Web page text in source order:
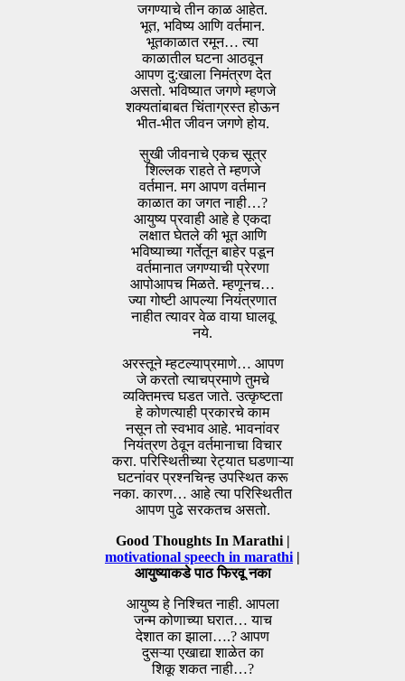
जगण्याचे तीन काळ आहेत.
भूत, भविष्य आणि वर्तमान.
भूतकाळात रमून… त्या
काळातील घटना आठवून
आपण दु:खाला निमंत्रण देत
असतो. भविष्यात जगणे म्हणजे
शक्यतांबाबत चिंताग्रस्त होऊन
भीत-भीत जीवन जगणे होय.
सुखी जीवनाचे एकच सूत्र
शिल्लक राहते ते म्हणजे
वर्तमान. मग आपण वर्तमान
काळात का जगत नाही…?
आयुष्य प्रवाही आहे हे एकदा
लक्षात घेतले की भूत आणि
भविष्याच्या गर्तेतून बाहेर पडून
वर्तमानात जगण्याची प्रेरणा
आपोआपच मिळते. म्हणूनच…
ज्या गोष्टी आपल्या नियंत्रणात
नाहीत त्यावर वेळ वाया घालवू
नये.
अरस्तूने म्हटल्याप्रमाणे… आपण
जे करतो त्याचप्रमाणे तुमचे
व्यक्तिमत्त्व घडत जाते. उत्कृष्टता
हे कोणत्याही प्रकारचे काम
नसून तो स्वभाव आहे. भावनांवर
नियंत्रण ठेवून वर्तमानाचा विचार
करा. परिस्थितीच्या रेट्यात घडणाऱ्या
घटनांवर प्रश्नचिन्ह उपस्थित करू
नका. कारण… आहे त्या परिस्थितीत
आपण पुढे सरकतच असतो.
Good Thoughts In Marathi |
motivational speech in marathi |
आयुष्याकडे पाठ फिरवू नका
आयुष्य हे निश्चित नाही. आपला
जन्म कोणाच्या घरात… याच
देशात का झाला….? आपण
दुसऱ्या एखाद्या शाळेत का
शिकू शकत नाही…?